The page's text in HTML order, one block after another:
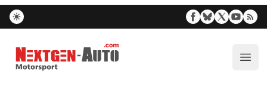
Nextgen-Auto.com